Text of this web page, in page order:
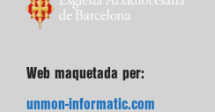
Web maquetada per:
unmon-informatic.com